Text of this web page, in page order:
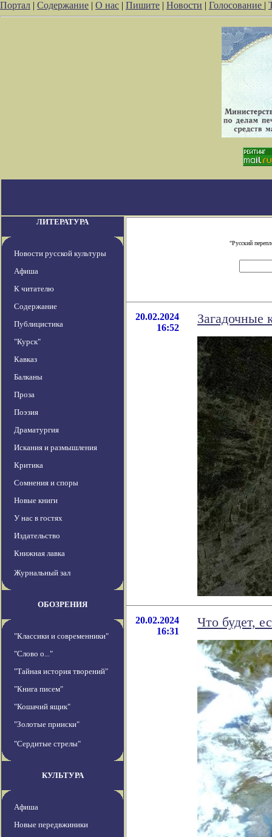
Портал | Содержание | О нас | Пишите | Новости | Голосование |
ЛИТЕРАТУРА
Новости русской культуры
Афиша
К читателю
Содержание
Публицистика
"Курск"
Кавказ
Балканы
Проза
Поэзия
Драматургия
Искания и размышления
Критика
Сомнения и споры
Новые книги
У нас в гостях
Издательство
Книжная лавка
Журнальный зал
ОБОЗРЕНИЯ
"Классики и современники"
"Слово о..."
"Тайная история творений"
"Книга писем"
"Кошачий ящик"
"Золотые прииски"
"Сердитые стрелы"
КУЛЬТУРА
Афиша
Новые передвжиники
"Русский
20.02.2024
16:52
Загадочные
20.02.2024
16:31
Что будет,